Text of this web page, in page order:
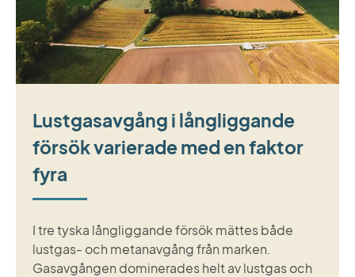
Lustgasavgång i långliggande
försök varierade med en faktor
fyra
I tre tyska långliggande försök mättes både
lustgas- och metanavgång från marken.
Gasavgången dominerades helt av lustgas och